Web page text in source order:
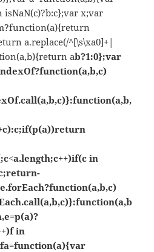
isNaN(c)?b:c};var x;var
a.replace(/^[\s\xa0]+|
ab?1:0};var
in
in